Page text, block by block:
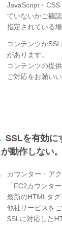
JavaScript・
ていないかご確認
指定されている
コンテンツが
があります。
コンテンツの提
ご対応をお願いい
SSLを有効に
動作しない。
カウンター・ア
「FC2カウンタ
最新のHTMLタグ
他社サービスを
SSLに対応した